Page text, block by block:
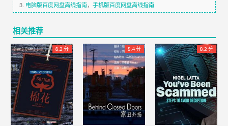
3. 电脑版百度网盘离线指南， 手机版百度网盘离线指南
相关推荐
8.2 分 8.4 分 8.2 分